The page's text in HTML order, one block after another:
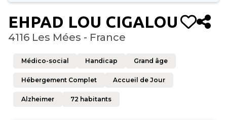
EHPAD LOU CIGALOU
4116 Les Mées - France
Médico-social Handicap Grand âge
Hébergement Complet Accueil de Jour
Alzheimer 72 habitants